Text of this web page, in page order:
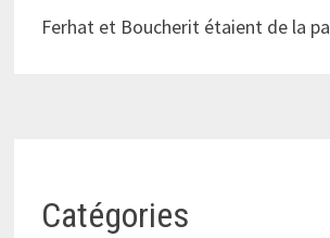
Ferhat et Boucherit étaient de la
Catégories